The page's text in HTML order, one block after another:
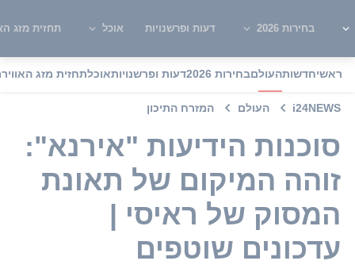
בחירות 2026 דעות ופרשנויות אוכל תחזית מזג
ראשיחדשותהעולםבחירות 2026 דעות ופרשנויותאוכלתחזית מזג האוויר
i24NEWS העולם המזרח התיכון
סוכנות הידיעות "אירנא":
זוהה המיקום של תאונת
המסוק של ראיסי |
עדכונים שוטפים